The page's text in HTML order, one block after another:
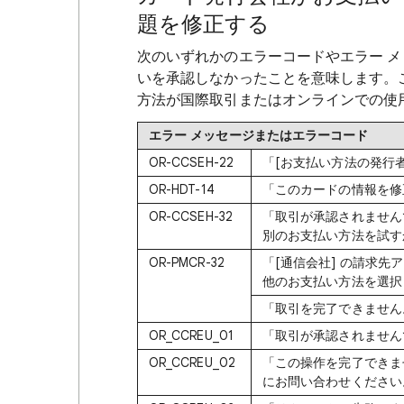
題を修正する
次のいずれかのエラーコードやエラー
いを承認しなかったことを意味します
方法が国際取引またはオンラインでの
エラー メッセージまたはエラーコード
OR-CCSEH-22
「[お支払い方法の発
OR-HDT-14
「このカードの情報を
OR-CCSEH-32
「取引が承認されませ
別のお支払い方法を試
OR-PMCR-32
「[通信会社] の請求先
他のお支払い方法を選
「取引を完了できませ
OR_CCREU_01
「取引が承認されませ
OR_CCREU_02
「この操作を完了でき
にお問い合わせくださ